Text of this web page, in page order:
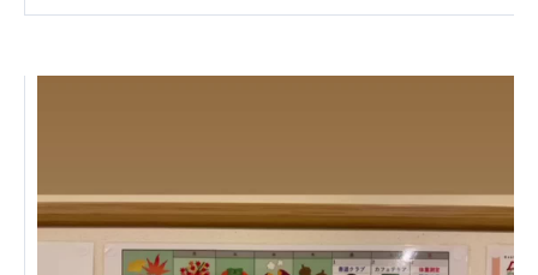
複合ケアセンターまつぞの
医療法人社団 鴻愛会